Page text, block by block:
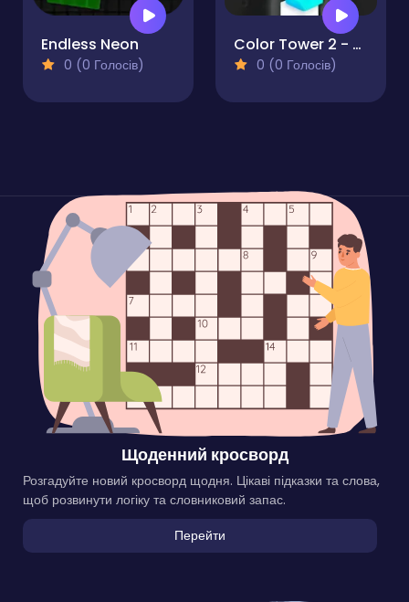
Endless Neon
0 (0 Голосів)
Color Tower 2 - Drop The Boxes 3D
0 (0 Голосів)
Щоденний кросворд
Розгадуйте новий кросворд щодня. Цікаві підказки та слова,
щоб розвинути логіку та словниковий запас.
Перейти